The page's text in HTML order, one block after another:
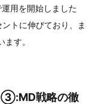
用を開始しました
トに伸びており、ま
す。
③:MD戦略の徹